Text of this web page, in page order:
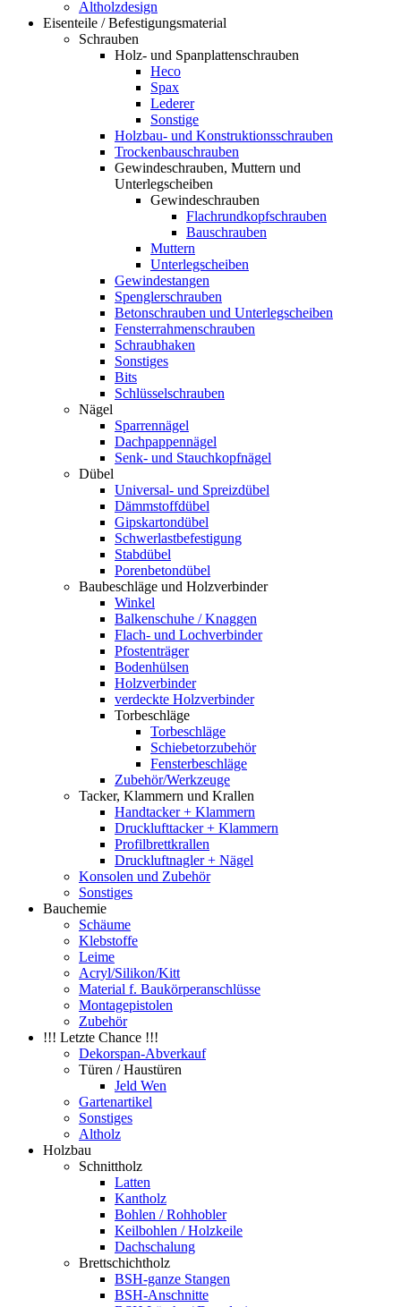
Altholzdesign
Eisenteile / Befestigungsmaterial
Schrauben
Holz- und Spanplattenschrauben
Heco
Spax
Lederer
Sonstige
Holzbau- und Konstruktionsschrauben
Trockenbauschrauben
Gewindeschrauben, Muttern und
Unterlegscheiben
Gewindeschrauben
Flachrundkopfschrauben
Bauschrauben
Muttern
Unterlegscheiben
Gewindestangen
Spenglerschrauben
Betonschrauben und Unterlegscheiben
Fensterrahmenschrauben
Schraubhaken
Sonstiges
Bits
Schlüsselschrauben
Nägel
Sparrennägel
Dachpappennägel
Senk- und Stauchkopfnägel
Dübel
Universal- und Spreizdübel
Dämmstoffdübel
Gipskartondübel
Schwerlastbefestigung
Stabdübel
Porenbetondübel
Baubeschläge und Holzverbinder
Winkel
Balkenschuhe / Knaggen
Flach- und Lochverbinder
Pfostenträger
Bodenhülsen
Holzverbinder
verdeckte Holzverbinder
Torbeschläge
Torbeschläge
Schiebetorzubehör
Fensterbeschläge
Zubehör/Werkzeuge
Tacker, Klammern und Krallen
Handtacker + Klammern
Drucklufttacker + Klammern
Profilbrettkrallen
Druckluftnagler + Nägel
Konsolen und Zubehör
Sonstiges
Bauchemie
Schäume
Klebstoffe
Leime
Acryl/Silikon/Kitt
Material f. Baukörperanschlüsse
Montagepistolen
Zubehör
!!! Letzte Chance !!!
Dekorspan-Abverkauf
Türen / Haustüren
Jeld Wen
Gartenartikel
Sonstiges
Altholz
Holzbau
Schnittholz
Latten
Kantholz
Bohlen / Rohhobler
Keilbohlen / Holzkeile
Dachschalung
Brettschichtholz
BSH-ganze Stangen
BSH-Anschnitte